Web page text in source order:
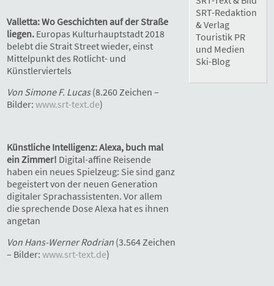
Valletta: Wo Geschichten auf der Straße
liegen. Europas Kulturhauptstadt 2018
belebt die Strait Street wieder, einst
Mittelpunkt des Rotlicht- und
Künstlerviertels
Von Simone F. Lucas(8.260 Zeichen –
Bilder: www.srt-text.de)
Künstliche Intelligenz: Alexa, buch mal
ein Zimmer! Digital-affine Reisende
haben ein neues Spielzeug: Sie sind ganz
begeistert von der neuen Generation
digitaler Sprachassistenten. Vor allem
die sprechende Dose Alexa hat es ihnen
angetan
Von Hans-Werner Rodrian (3.564 Zeichen
– Bilder: www.srt-text.de)
SRT-Redaktion
& Verlag
Touristik PR
und Medien
Ski-Blog